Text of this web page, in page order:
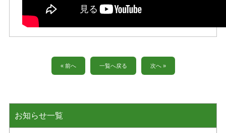
« 前へ 一覧へ戻る 次へ »
お知らせ一覧